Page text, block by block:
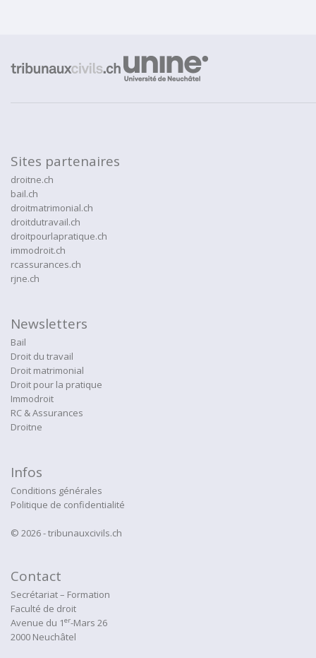
Sites partenaires
droitne.ch
bail.ch
droitmatrimonial.ch
droitdutravail.ch
droitpourlapratique.ch
immodroit.ch
rcassurances.ch
rjne.ch
Newsletters
Bail
Droit du travail
Droit matrimonial
Droit pour la pratique
Immodroit
RC & Assurances
Droitne
Infos
Conditions générales
Politique de confidentialité
© 2026 - tribunauxcivils.ch
Contact
Secrétariat – Formation
Faculté de droit
Avenue du 1er-Mars 26
2000 Neuchâtel